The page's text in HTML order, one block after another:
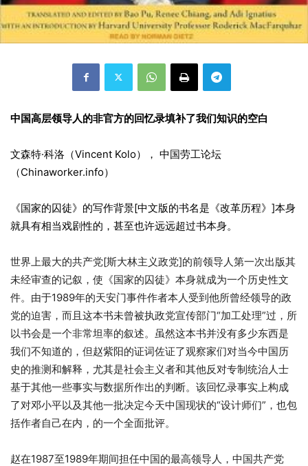
中国高层领导人的非官方的回忆录填补了我们知识的空白
文森特·科洛（Vincent Kolo）， 中国劳工论坛
（Chinaworker.info）
《国家的囚徒》的写作背景[中文版的书名是《改革历程》]本身
就具有相当戏剧性的，甚至也许远远超过书本身。
世界上最大的共产党[斯大林主义政党]的前领导人第一次出版其
未经审查的记叙，使《国家的囚徒》本身就成为一个历史性文
件。由于1989年的天安门事件作者本人受到他所曾经领导的政
党的迫害，而且这本书未曾被执政党宣传部门“加工处理”过，所
以书会是一个非常坦率的叙述。虽然这本书并没有多少东西是
我们不知道的，但赵紫阳的证词佐证了观察家们对当今中国历
史的推测和解释，尤其是社会主义者和其他反对专制统治人士
基于其他一些事实与数据所作出的判断。该回忆录事实上构成
了对邓小平以及其他一批决定今天中国现状的“设计师们”，也包
括作者自己在内，的一个全面批评。
赵在1987至1989年期间担任中国的最高领导人，中国共产党